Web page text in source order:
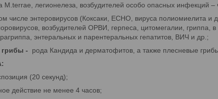
М.terrae, легионелеза, возбудителей особо опасных инфекций
числе энтеровирусов (Коксаки, ЕСНО, вируса полиомиелита и
возбудителей ОРВИ, герпеса, цитомегалии, гриппа,
энтеральных и парентеральных гепатитов, ВИЧ и др.;
грибы -
рода Кандида и дерматофитов, а также плесневые
(20 секунд);
действие не менее 4 часов;